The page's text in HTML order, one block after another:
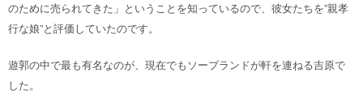
のために売られてきた」ということを知っているので、彼女たちを”親孝
行な娘”と評価していたのです。
遊郭の中で最も有名なのが、現在でもソープランドが軒を連ねる吉原で
した。